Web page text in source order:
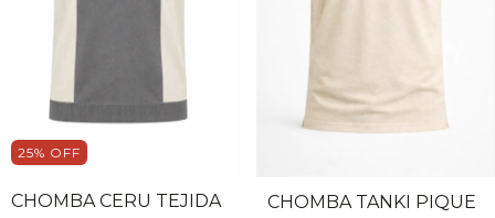
25% OFF
CHOMBA CERU TEJIDA
CHOMBA TANKI PIQUE